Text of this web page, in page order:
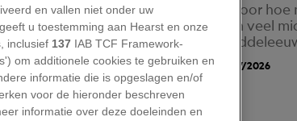
de Middeleeuwen schreef de kerk voor hoe
liefhebben en verlangen. Toch trokken veel
die regels. Zo ging het er in de
TEKST ANNA SMITSMAN Gepubliceerd Op: 03/07/2026
en vallen niet onder uw
u toestemming aan Hearst en onze
inclusief 137 IAB TCF Framework-
om additionele cookies te gebruiken en
informatie die is opgeslagen en/of
voor de hieronder beschreven
informatie over deze doeleinden en